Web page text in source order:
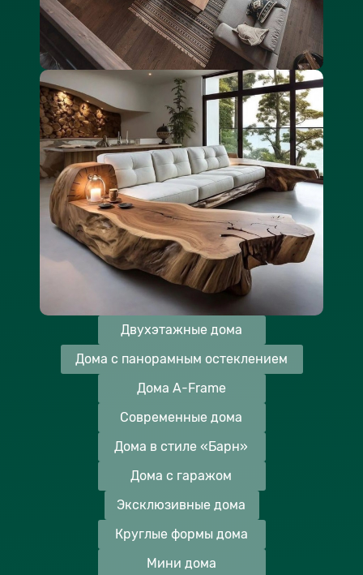
Двухэтажные дома
Дома с панорамным остеклением
Дома A-Frame
Современные дома
Дома в стиле «Барн»
Дома с гаражом
Эксклюзивные дома
Круглые формы дома
Мини дома